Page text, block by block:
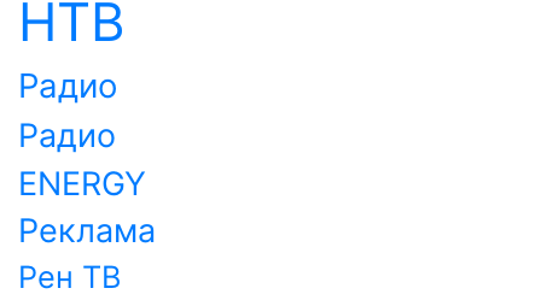
НТВ
Радио
Радио
ENERGY
Реклама
Рен ТВ